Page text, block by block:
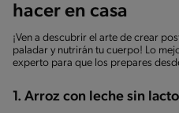
hacer en casa
¡Ven a descubrir el arte de crear
paladar y nutrirán tu cuerpo! Lo
experto para que los prepares
1. Arroz con leche sin